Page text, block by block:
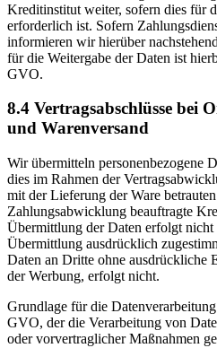
Kreditinstitut weiter, sofern dies für
erforderlich ist. Sofern
informieren wir hierüber
für die Weitergabe der Daten ist
GVO.
8.4 Vertragsabschlüsse bei
und Warenversand
Wir übermitteln personenbezogene
dies im Rahmen der
mit der Lieferung der Ware
Zahlungsabwicklung beauftragte
Übermittlung der Daten erfolgt
Übermittlung ausdrücklich
Daten an Dritte ohne
der Werbung, erfolgt nicht.
Grundlage für die
GVO, der die Verarbeitung von
oder vorvertraglicher Maßnahmen